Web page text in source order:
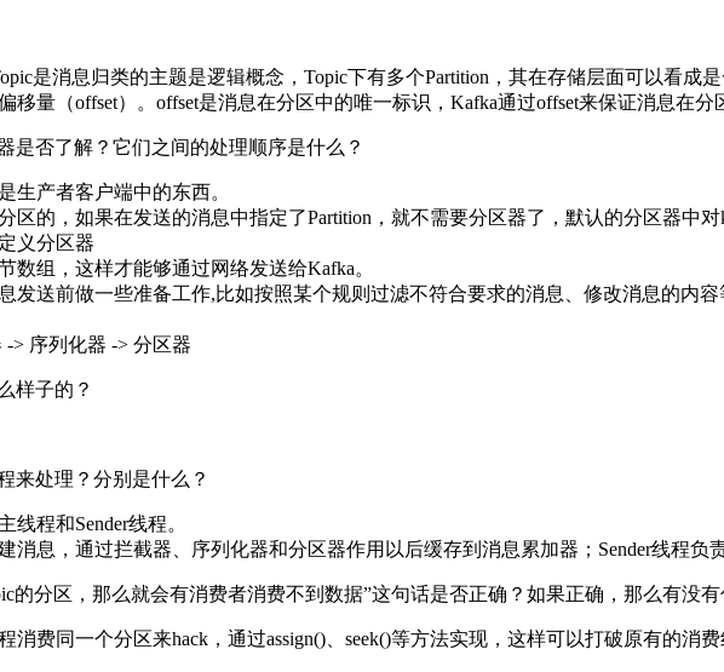
是消息归类的主题是逻辑概念，Topic下有多个Partition，其在存储层面可以看成
移量（offset）。offset是消息在分区中的唯一标识，Kafka通过offset来保证消息在分
是否了解？它们之间的处理顺序是什么？
生产者客户端中的东西。
区的，如果在发送的消息中指定了Partition，就不需要分区器了，默认的分区器中
义分区器
数组，这样才能够通过网络发送给Kafka。
发送前做一些准备工作,比如按照某个规则过滤不符合要求的消息、修改消息的内
> 序列化器 -> 分区器
样子的？
来处理？分别是什么？
程和Sender线程。
消息，通过拦截器、序列化器和分区器作用以后缓存到消息累加器；Sender线程
的分区，那么就会有消费者消费不到数据”这句话是否正确？如果正确，那么有没有
消费同一个分区来hack，通过assign()、seek()等方法实现，这样可以打破原有的消